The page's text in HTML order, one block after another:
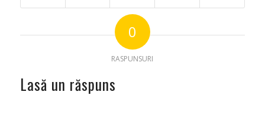
0
RASPUNSURI
Lasă un răspuns